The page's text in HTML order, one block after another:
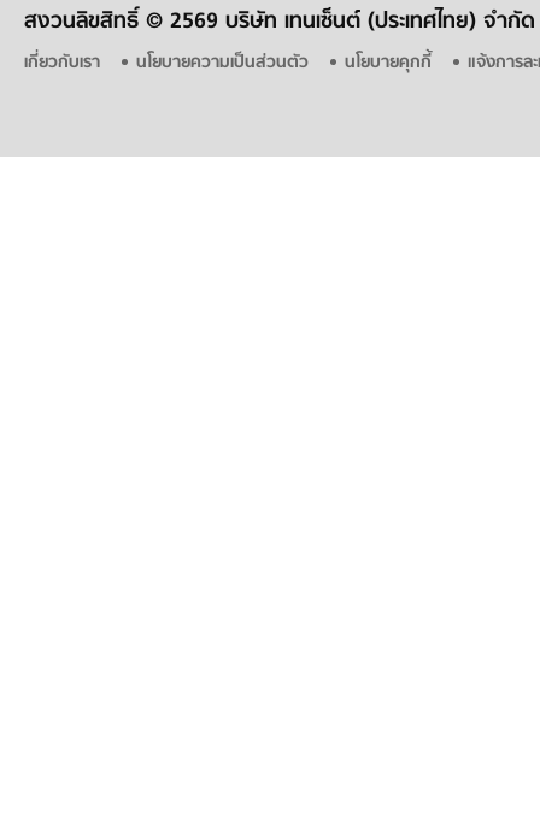
สงวนลิขสิทธิ์ © 2569 บริษัท เทนเซ็นต์ (ประเทศไทย) จำกัด
เกี่ยวกับเรา นโยบายความเป็นส่วนตัว นโยบายคุกกี้ แจ้งการล